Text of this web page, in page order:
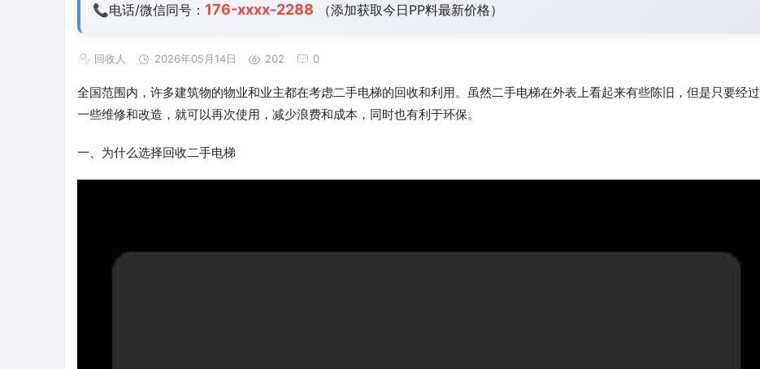
📞电话/微信同号： 176-xxxx-2288 （添加获取今日PP料最新价格）
回收人 2026年05月14日 202 0
全国范围内，许多建筑物的物业和业主都在考虑二手电梯的回收和利用。虽然二手电梯在外表上看起来有些陈旧，但是只要经过
一些维修和改造，就可以再次使用，减少浪费和成本，同时也有利于环保。
一、为什么选择回收二手电梯